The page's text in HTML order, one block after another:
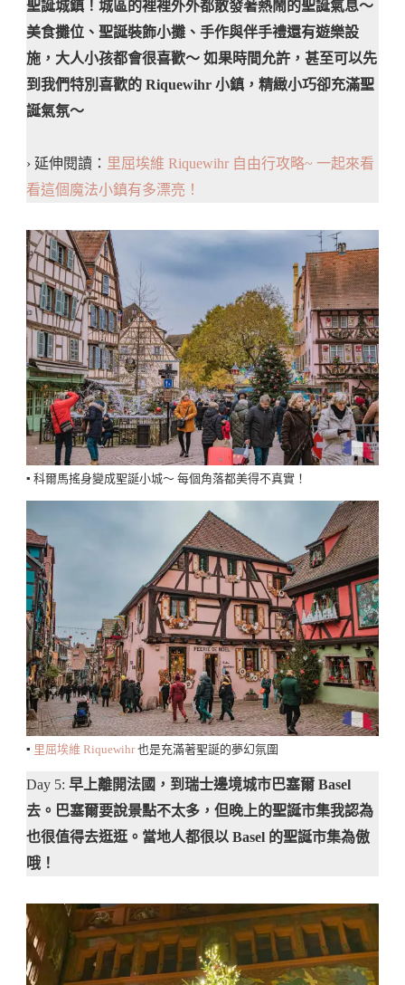
聖誕城鎮！城區的裡裡外外都散發著熱鬧的聖誕氣息～
美食攤位、聖誕裝飾小攤、手作與伴手禮還有遊樂設
施，大人小孩都會很喜歡～ 如果時間允許，甚至可以先
到我們特別喜歡的 Riquewihr 小鎮，精緻小巧卻充滿聖
誕氣氛～
› 延伸閱讀： 里屈埃維 Riquewihr 自由行攻略~ 一起來看
看這個魔法小鎮有多漂亮！
▪️ 科爾馬搖身變成聖誕小城～ 每個角落都美得不真實！
▪️ 里屈埃維 Riquewihr也是充滿著聖誕的夢幻氛圍
Day 5: 早上離開法國，到瑞士邊境城市巴塞爾 Basel
去。巴塞爾要說景點不太多，但晚上的聖誕市集我認為
也很值得去逛逛。當地人都很以 Basel 的聖誕市集為傲
哦！